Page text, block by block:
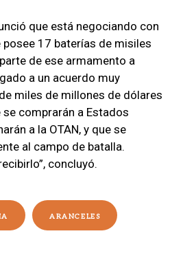
que está negociando con
17 baterías de misiles
de ese armamento a
a un acuerdo muy
miles de millones de dólares
comprarán a Estados
a la OTAN, y que se
al campo de batalla.
concluyó.
ARANCELES